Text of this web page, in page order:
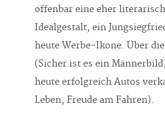
offenbar eine eher
Idealgestalt, ein
heute Werbe-Ikone. Über
(Sicher ist es ein
heute erfolgreich Autos
Leben, Freude am Fahren).